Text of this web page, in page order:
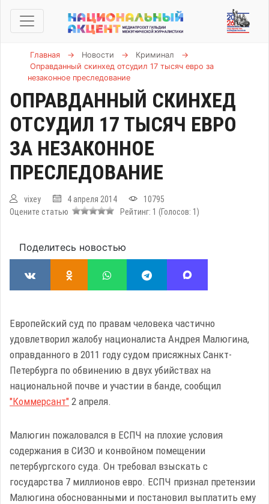
Главная → Новости → Криминал
→
Оправданный скинхед отсудил 17 тысяч евро за
незаконное преследование
ОПРАВДАННЫЙ СКИНХЕД
ОТСУДИЛ 17 ТЫСЯЧ ЕВРО
ЗА НЕЗАКОННОЕ
ПРЕСЛЕДОВАНИЕ
vixey 4 апреля 2014
10795
Оцените статью
Рейтинг: 1 (Голосов: 1 )
Поделитесь новостью
Европейский суд по правам человека частично
удовлетворил жалобу националиста Андрея Малюгина,
оправданного в 2011 году судом присяжных Санкт-
Петербурга по обвинению в двух убийствах на
национальной почве и участии в банде, сообщил
"Коммерсант" 2 апреля.
Малюгин пожаловался в ЕСПЧ на плохие условия
содержания в СИЗО и конвойном помещении
петербургского суда. Он требовал взыскать с
государства 7 миллионов евро. ЕСПЧ признал претензии
Малюгина обоснованными и постановил выплатить ему